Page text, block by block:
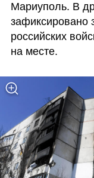
Мариуполь. В
зафиксировано
российских
на месте.